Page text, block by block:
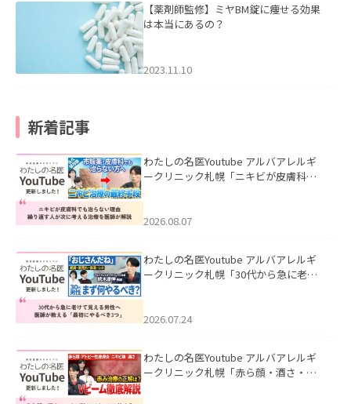
【薬剤師監修】ミヤBM錠に痩せる効果
は本当にあるの？
2023.11.10
新着記事
わたしの名医Youtube アルバアレルギ
ークリニック札幌「ニキビが皮膚科で
ました。
2026.08.07
わたしの名医Youtube アルバアレルギ
ークリニック札幌「30代から急に老け
た。
2026.07.24
わたしの名医Youtube アルバアレルギ
ークリニック札幌「赤ら顔・酒さ・ニ